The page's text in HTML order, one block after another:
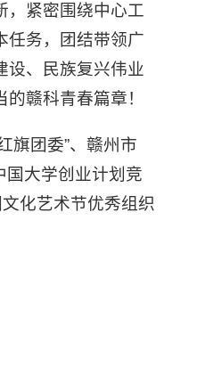
，紧密围绕中心工
任务，团结带领广
设、民族复兴伟业
赣科青春篇章！
旗团委”、赣州市
国大学创业计划竞
化艺术节优秀组织